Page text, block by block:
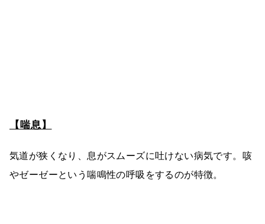
【喘息】
気道が狭くなり、息がスムーズに吐けない病気です。咳
やゼーゼーという喘鳴性の呼吸をするのが特徴。